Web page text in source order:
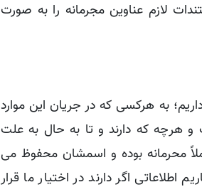
لازم عناوین مجرمانه را به صورت
به هرکسی که در جریان این موارد
و هرچه که دارند و تا به حال به علت
محرمانه بوده و اسمشان محفوظ می
اگر دارند در اختیار ما قرار